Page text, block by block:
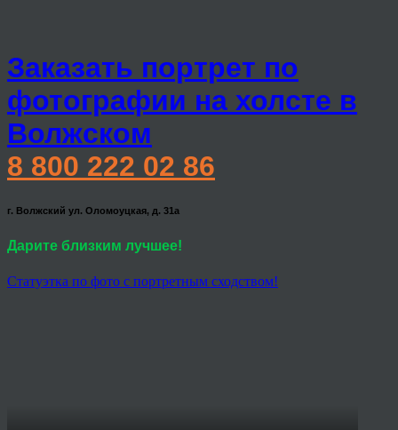
Заказать портрет по
фотографии на холсте в
Волжском
8 800 222 02 86
г. Волжский ул. Оломоуцкая, д. 31а
Дарите близким лучшее!
Статуэтка по фото с портретным сходством!